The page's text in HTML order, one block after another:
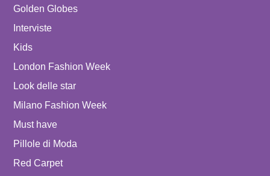
Golden Globes
Interviste
Kids
London Fashion Week
Look delle star
Milano Fashion Week
Must have
Pillole di Moda
Red Carpet